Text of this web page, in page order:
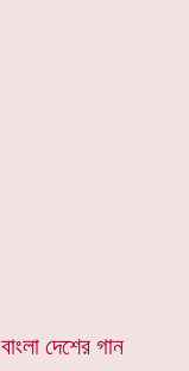
বাংলা দেশের গান